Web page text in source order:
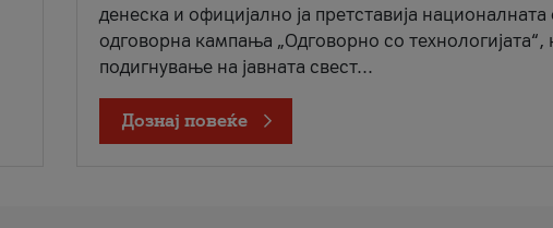
денеска и официјално ја претставија
одговорна кампања „Одговорно со технологијата“,
подигнување на јавната свест...
Дознај повеќе